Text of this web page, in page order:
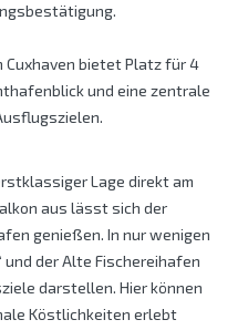
Cuxhaven bietet Platz für 4
und eine zentrale
Lage direkt am
aus lässt sich der
genießen. In nur wenigen
und der Alte Fischereihafen
darstellen. Hier können
Köstlichkeiten erlebt